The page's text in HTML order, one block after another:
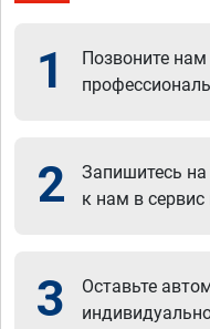
1 Позвоните нам
2
Запишитесь
к нам в сервис
3
Оставьте